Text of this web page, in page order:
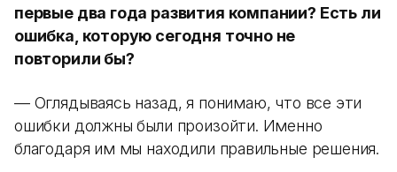
первые два года развития компании? Есть ли
ошибка, которую сегодня точно не
повторили бы?
— Оглядываясь назад, я понимаю, что все эти
ошибки должны были произойти. Именно
благодаря им мы находили правильные решения.